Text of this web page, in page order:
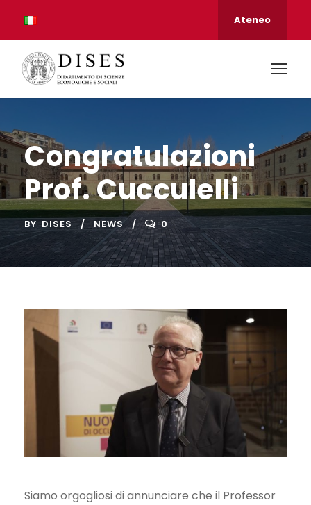
Ateneo
Congratulazioni
Prof. Cucculelli
BY DISES NEWS 0
Siamo orgogliosi di annunciare che il Professor